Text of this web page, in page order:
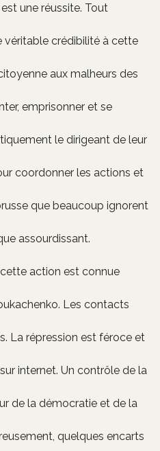
une réussite. Tout
véritable crédibilité à cette
aux malheurs des
emprisonner et se
le dirigeant de leur
coordonner les actions et
que beaucoup ignorent
assourdissant.
cette action est connue
Les contacts
La répression est féroce et
internet. Un contrôle de la
de la démocratie et de la
quelques encarts